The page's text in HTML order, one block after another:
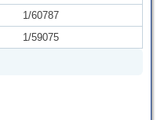
1/60787
1/59075